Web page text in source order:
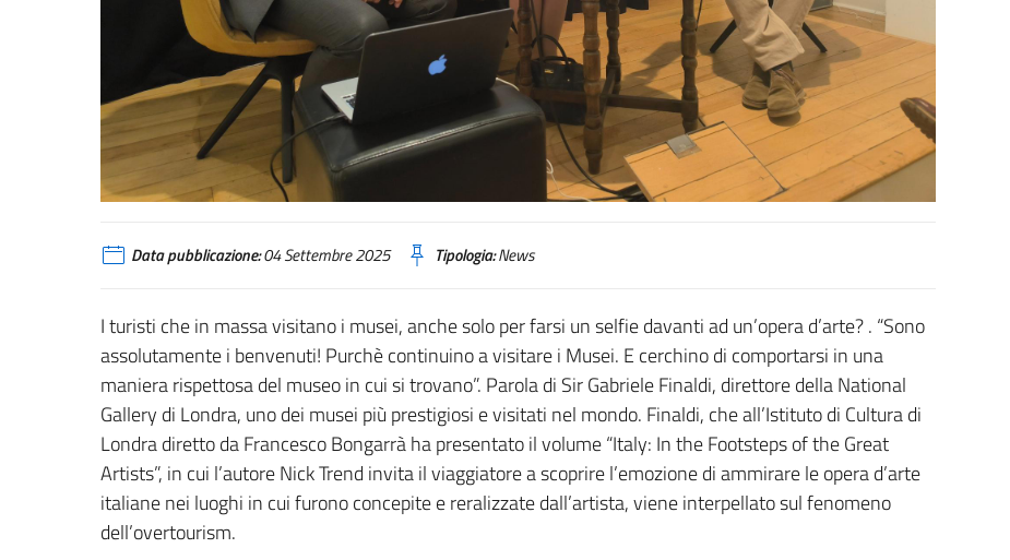
Data pubblicazione:04 Settembre 2025 Tipologia:News
I turisti che in massa visitano i musei, anche solo per farsi un selfie davanti ad un’opera d’arte? . “Sono
assolutamente i benvenuti! Purchè continuino a visitare i Musei. E cerchino di comportarsi in una
maniera rispettosa del museo in cui si trovano”. Parola di Sir Gabriele Finaldi, direttore della National
Gallery di Londra, uno dei musei più prestigiosi e visitati nel mondo. Finaldi, che all’Istituto di Cultura di
Londra diretto da Francesco Bongarrà ha presentato il volume “Italy: In the Footsteps of the Great
Artists”, in cui l’autore Nick Trend invita il viaggiatore a scoprire l’emozione di ammirare le opera d’arte
italiane nei luoghi in cui furono concepite e reralizzate dall’artista, viene interpellato sul fenomeno
dell’overtourism.